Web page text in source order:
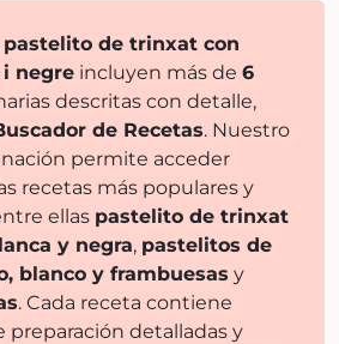
pastelito de trinxat con
negre incluyen más de 6
descritas con detalle,
de Recetas. Nuestro
permite acceder
recetas más populares y
ellas pastelito de trinxat
y negra, pastelitos de
blanco y frambuesas y
. Cada receta contiene
preparación detalladas y